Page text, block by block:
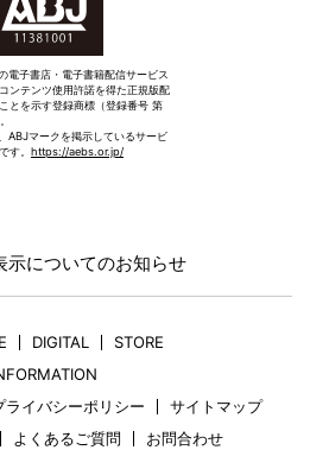
電子書店・電子書籍配信サービス
ンテンツ使用許諾を得た正規版配
とを示す登録商標（登録番号 第
ABJマークを掲示しているサービ
す。 https://aebs.or.jp/
示についてのお知らせ
DIGITAL
STORE
ライバシーポリシー
サイトマップ
よくあるご質問
お問合わせ